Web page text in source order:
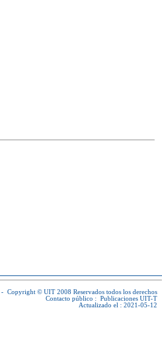
- Copyright © UIT 2008 Reservados todos los derechos
Contacto público : Publicaciones UIT-T
Actualizado el : 2021-05-12